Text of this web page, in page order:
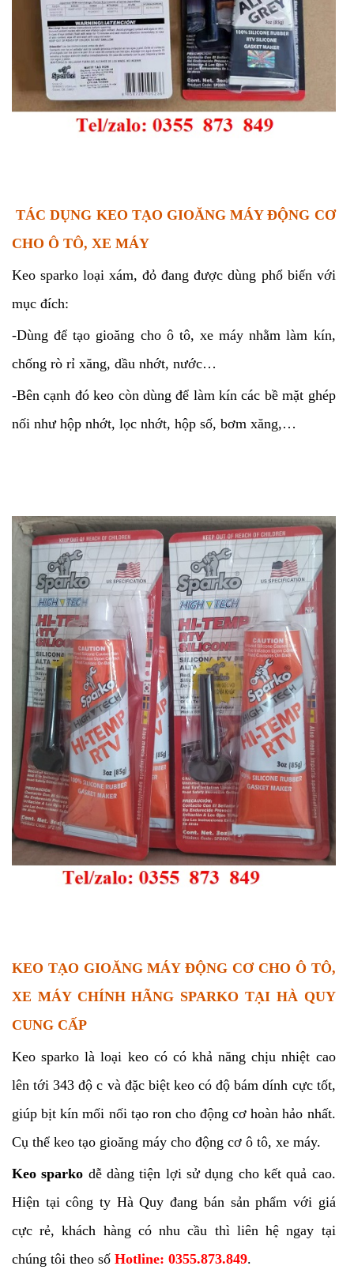
TÁC DỤNG KEO TẠO GIOĂNG MÁY ĐỘNG CƠ
CHO Ô TÔ, XE MÁY
Keo sparko loại xám, đỏ đang được dùng phổ biến với
mục đích:
-Dùng để tạo gioăng cho ô tô, xe máy nhằm làm kín,
chống rò rỉ xăng, dầu nhớt, nước…
-Bên cạnh đó keo còn dùng để làm kín các bề mặt ghép
nối như hộp nhớt, lọc nhớt, hộp số, bơm xăng,…
KEO TẠO GIOĂNG MÁY ĐỘNG CƠ CHO Ô TÔ,
XE MÁY CHÍNH HÃNG SPARKO TẠI HÀ QUY
CUNG CẤP
Keo sparko là loại keo có có khả năng chịu nhiệt cao
lên tới 343 độ c và đặc biệt keo có độ bám dính cực tốt,
giúp bịt kín mối nối tạo ron cho động cơ hoàn hảo nhất.
Cụ thể keo tạo gioăng máy cho động cơ ô tô, xe máy.
Keo sparko dễ dàng tiện lợi sử dụng cho kết quả cao.
Hiện tại công ty Hà Quy đang bán sản phẩm với giá
cực rẻ, khách hàng có nhu cầu thì liên hệ ngay tại
chúng tôi theo số Hotline: 0355.873.849.